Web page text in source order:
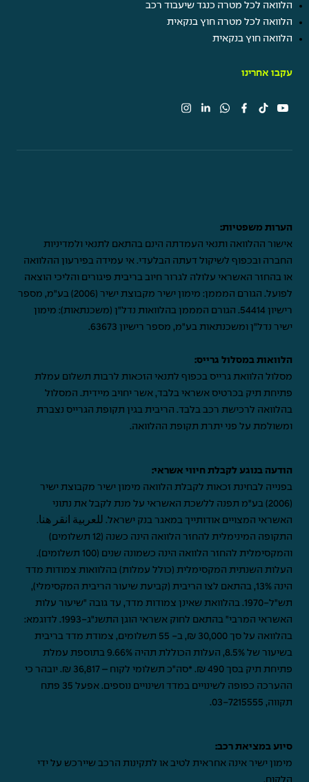
הלוואה לכל מטרה כנגד שיעבוד רכב
הלוואה לכל מטרה חוץ בנקאית
הלוואה חוץ בנקאית
עקבו אחרינו
הערות משפטיות:
אישור ההלוואה ותנאי העמדתה הינם בהתאם לתנאי ולמדיניות
החברה ובכפוף לשיקול דעתה הבלעדי. אי עמידה בפירעון ההלוואה
או בהחזר האשראי עלולה לגרור חיוב בריבית פיגורים והליכי הוצאה
לפועל. הגורם המממן: מימון ישיר מקבוצת ישיר (2006) בע"מ, מספר
רישיון 54414. הגורם המממן בהלוואות נדל"ן (משכנתאות): מימון
ישיר נדל"ן ומשכנתאות בע"מ, מספר רישיון 63673.
הלוואות במסלול גרייס:
מסלול הלוואת גרייס בכפוף לתנאי הזכאות לרבות תשלום עמלת
פתיחת תיק בכרטיס אשראי בלבד, אשר יחויב מיידית. המסלול
בהלוואה לרכישת רכב בלבד. הריבית בגין תקופת הגרייס נצברת
ומשולמת על פני יתרת תקופת ההלוואה.
הודעה בנוגע לקבלת חיווי אשראי:
בפנייה לבחינת זכאות לקבלת הלוואה מימון ישיר מקבוצת ישיר
(2006) בע"מ תפנה ללשכת האשראי על מנת לקבל את נתוני
האשראי המצויים אודותייך במאגר בנק ישראל. للعربية انقر هنا.
התקופה המינימלית להחזר הלוואה הינה כשנה (12 תשלומים)
והמקסימלית להחזר הלוואה הינה כשמונה שנים (100 תשלומים).
העלות השנתית המקסימלית (כולל עמלות) בהלוואות צמודות מדד
הינה 13%, בהתאם לצו הריבית (קביעת שיעור הריבית המקסימלי),
תש"ל-1970. בהלוואת שאינן צמודות מדד, עד גובה "שיעור עלות
האשראי המרבי" בהתאם לחוק אשראי הוגן התשנ"ג-1993. לדוגמא:
בהלוואה על סך 30,000 ₪, ב- 55 תשלומים, צמודת מדד בריבית
בשיעור של 8.5%, העלות הכוללת תהיה 9.66% בתוספת עמלת
פתיחת תיק בסך 490 ₪. *סה"כ תשלומי לקוח – 36,817 ₪. יובהר כי
ההערכה כפופה לשינויים במדד ושינויים נוספים. אפעל 35 פתח
תקווה, 03-7215555
.
סיוע במציאת רכב:
מימון ישיר אינה אחראית לטיב או לתקינות הרכב שיירכש על ידי
הלקוח.